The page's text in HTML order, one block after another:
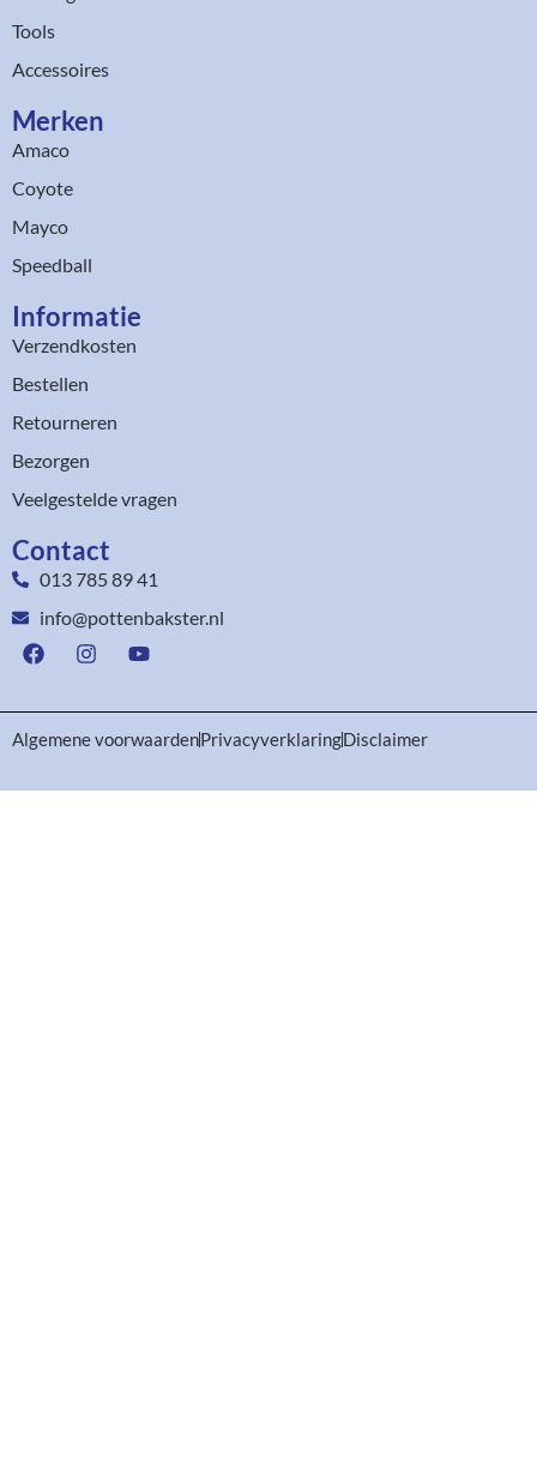
Tools
Accessoires
Merken
Amaco
Coyote
Mayco
Speedball
Informatie
Verzendkosten
Bestellen
Retourneren
Bezorgen
Veelgestelde vragen
Contact
013 785 89 41
info@pottenbakster.nl
Algemene voorwaardenPrivacyverklaringDisclaimer